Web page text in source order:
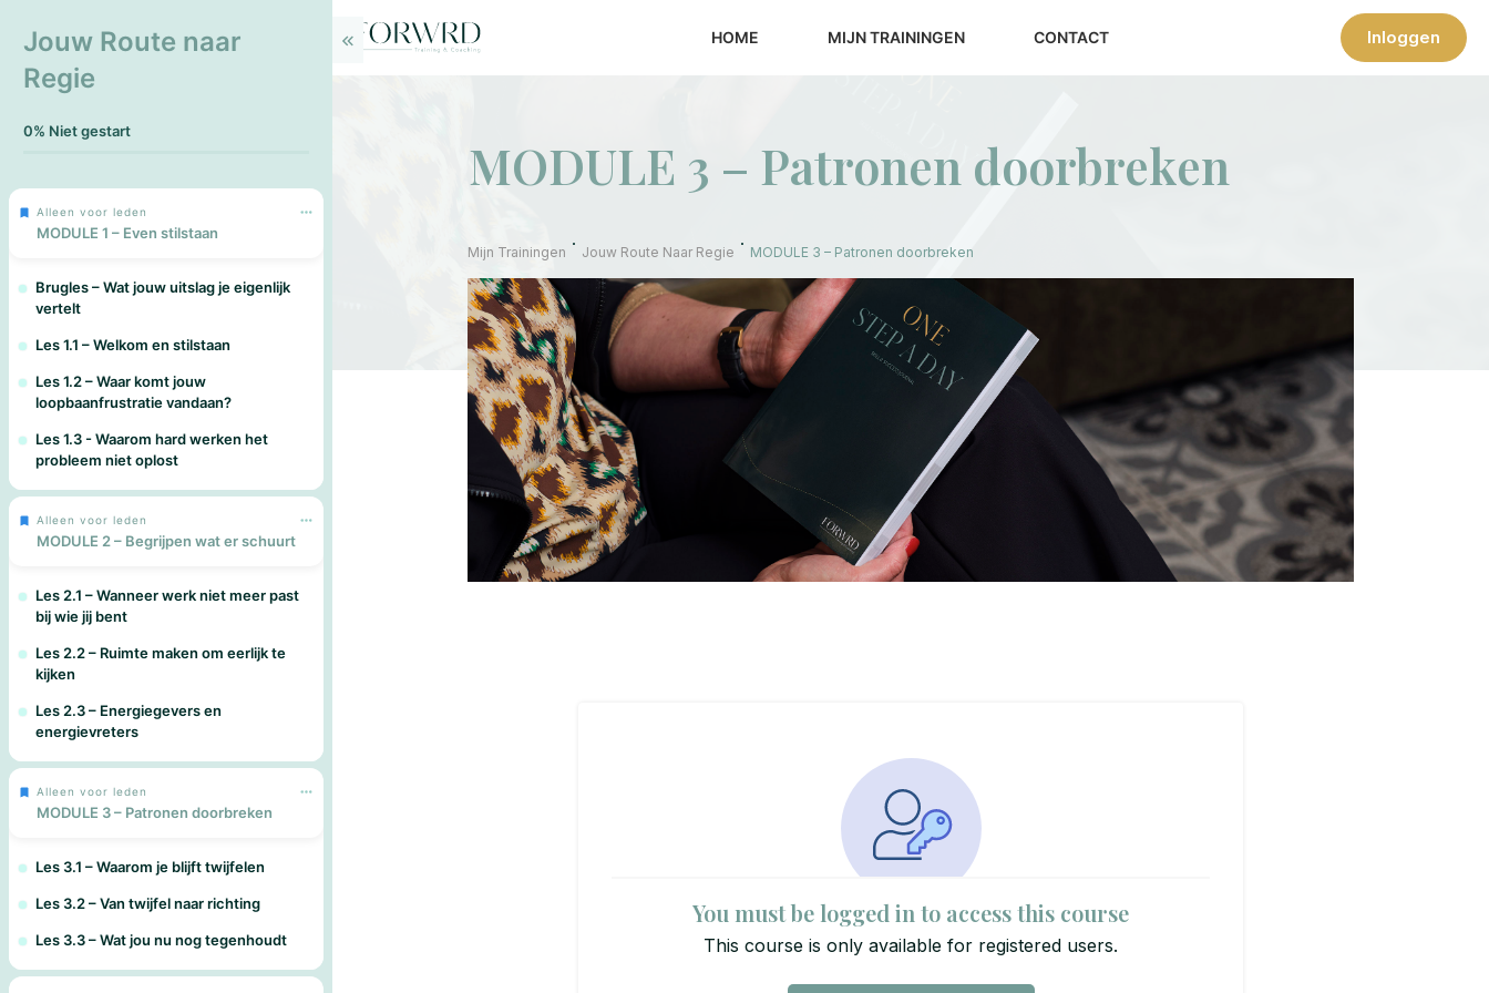
HOME MIJN TRAININGEN CONTACT Inloggen
MODULE 3 – Patronen doorbreken
Mijn Trainingen Jouw Route Naar Regie MODULE 3 – Patronen doorbreken
You must be logged in to access this course
This course is only available for registered users.
Jouw Route naar
Regie
0% Niet gestart
Alleen voor leden
MODULE 1 – Even stilstaan
Brugles – Wat jouw uitslag je eigenlijk
vertelt
Les 1.1 – Welkom en stilstaan
Les 1.2 – Waar komt jouw
loopbaanfrustratie vandaan?
Les 1.3 - Waarom hard werken het
probleem niet oplost
Alleen voor leden
MODULE 2 – Begrijpen wat er schuurt
Les 2.1 – Wanneer werk niet meer past
bij wie jij bent
Les 2.2 – Ruimte maken om eerlijk te
kijken
Les 2.3 – Energiegevers en
energievreters
Alleen voor leden
MODULE 3 – Patronen doorbreken
Les 3.1 – Waarom je blijft twijfelen
Les 3.2 – Van twijfel naar richting
Les 3.3 – Wat jou nu nog tegenhoudt